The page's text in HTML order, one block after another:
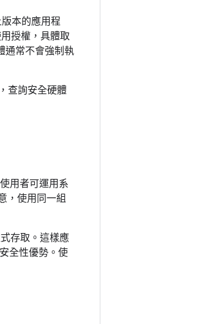
本的應用程
授權，具體取
通常不會強制執
，查詢安全硬體
用者可運用系
，使用同一組
存取。這樣應
全性優勢。使